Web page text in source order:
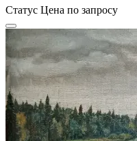
Статус Цена по запросу